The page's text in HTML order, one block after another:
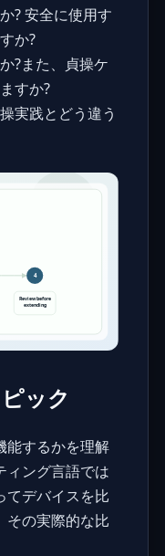
? 安全に使用す
か?
?また、貞操ケ
すか?
実践とどう違う
ック
能するかを理解
ィング言語では
てデバイスを比
その実際的な比